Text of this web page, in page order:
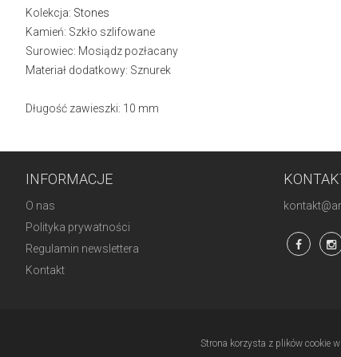
Kolekcja: Stones
Kamień: Szkło szlifowane
Surowiec: Mosiądz pozłacany
Materiał dodatkowy: Sznurek
Długość zawieszki: 10 mm
INFORMACJE
O nas
Polityka prywatności
Regulamin newslettera
Kontakt
Strona korzysta z plików cookie